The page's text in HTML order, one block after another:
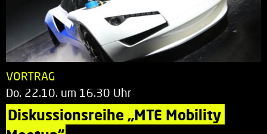
VORTRAG
Do. 22.10. um 16.30 Uhr
Diskussionsreihe „MTE Mobility